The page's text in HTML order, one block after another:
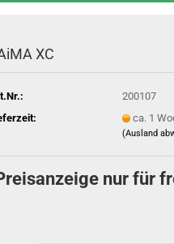
XC
200107
ca. 1
(Ausland
nur für